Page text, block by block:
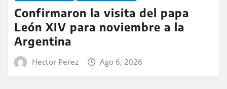
Confirmaron la visita del papa
León XIV para noviembre a la
Argentina
Hector Perez Ago 6, 2026